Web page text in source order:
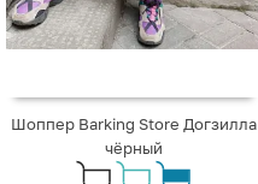
Шоппер Barking Store Догзилла
чёрный